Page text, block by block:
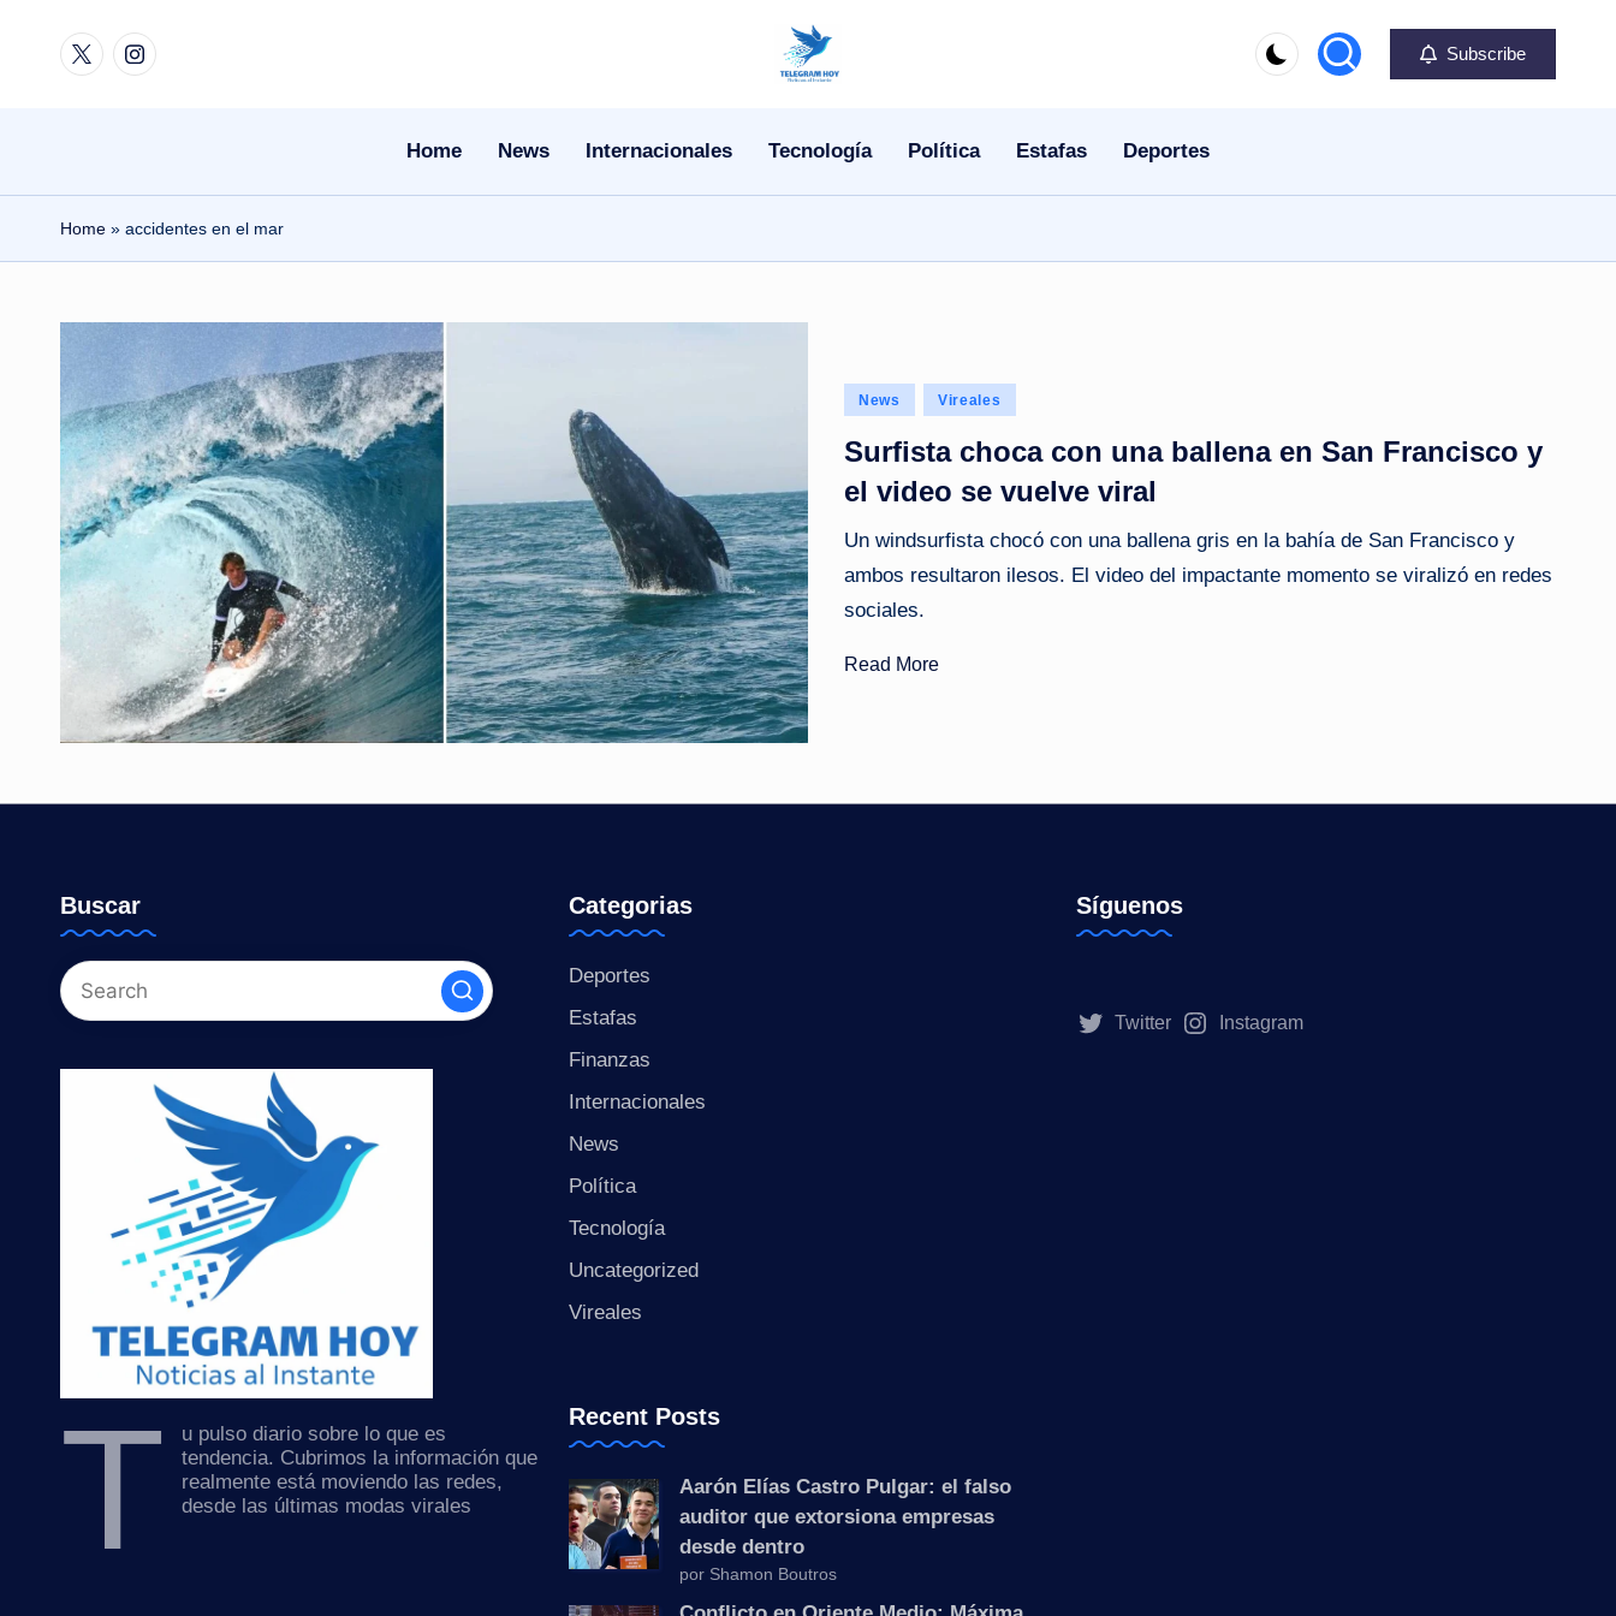
TwitterInstagram
N
e
|
N
o
ti
c
i
Subscribe
Home News Internacionales Tecnología Política Estafas Deportes
Home » accidentes en el mar
Posted
News Vireales
Surfista choca con una ballena en San Francisco y
el video se vuelve viral
Un windsurfista chocó con una ballena gris en la bahía de San Francisco y
ambos resultaron ilesos. El video del impactante momento se viralizó en redes
sociales.
Read More
Buscar
T
u pulso diario sobre lo que es
tendencia. Cubrimos la información que
realmente está moviendo las redes,
desde las últimas modas virales
Categorias
Deportes
Estafas
Finanzas
Internacionales
News
Política
Tecnología
Uncategorized
Vireales
Recent Posts
Aarón Elías Castro Pulgar: el falso
auditor que extorsiona empresas
desde dentro
por Shamon Boutros
Síguenos
Twitter Instagram